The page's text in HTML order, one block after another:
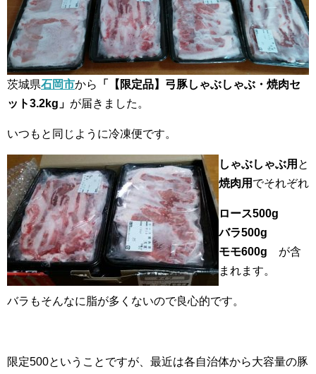
茨城県石岡市から
「【限定品】弓豚しゃぶしゃぶ・焼肉セ
ット3.2kg」 が届きました。
いつもと同じように冷凍便です。
しゃぶしゃぶ用 と
焼肉用 でそれぞれ
ロース500g
バラ500g
モモ600g が含
まれます。
バラもそんなに脂が多くないので良心的です。
限定500ということですが、最近は各自治体から大容量の豚